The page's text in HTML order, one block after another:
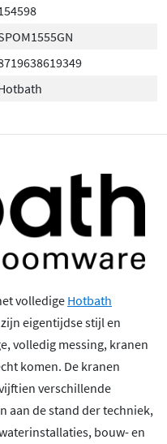
volledigeHotbath
eigentijdse stijl en
volledig messing, kranen
komen. De kranen
verschillende
aan de stand der techniek,
bouw- en